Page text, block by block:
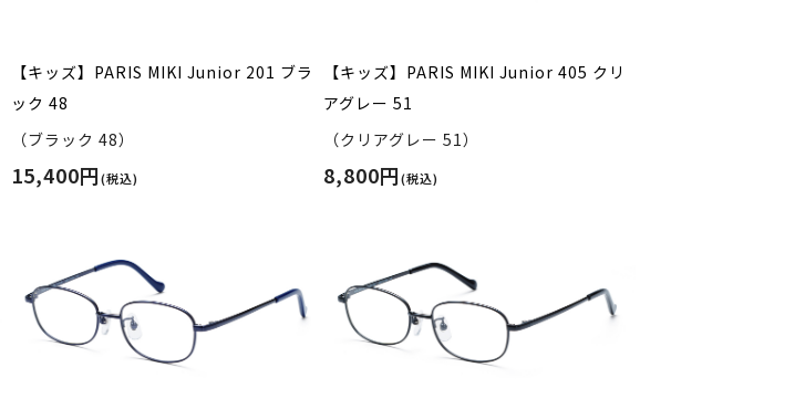
【キッズ】PARIS MIKI Junior 201 ブラ
ック 48
（ブラック 48）
15,400円(税込)
【キッズ】PARIS MIKI Junior 405 クリ
アグレー 51
（クリアグレー 51）
8,800円(税込)